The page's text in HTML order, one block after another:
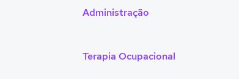
Administração
Terapia Ocupacional